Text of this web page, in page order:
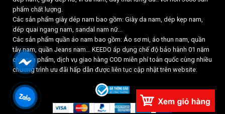
phẩm chất lượng.
Các sản phẩm giày dép nam bao gồm: Giày da nam, dép kẹp nam,
dép quai ngang nam, sandal nam nữ...
Các sản phẩm quần áo nam bao gồm: Áo sơ mi, áo thun nam, quần
tây nam, quần Jeans nam... KEEDO áp dụng chế độ bảo hành 01 năm
cho sản phẩm, dịch vụ giao hàng COD miễn phí toàn quốc cùng nhiều
chương trình ưu đãi hấp dẫn được liên tục cập nhật trên website.